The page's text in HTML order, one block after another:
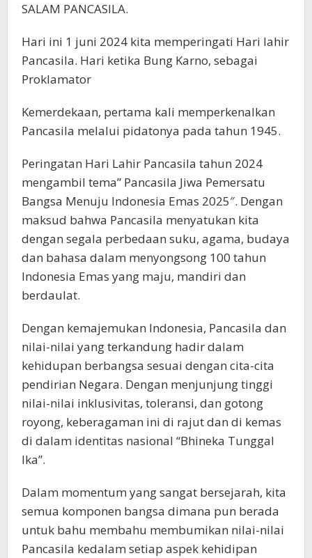
SALAM PANCASILA.
Hari ini 1 juni 2024 kita memperingati Hari lahir
Pancasila. Hari ketika Bung Karno, sebagai
Proklamator
Kemerdekaan, pertama kali memperkenalkan
Pancasila melalui pidatonya pada tahun 1945.
Peringatan Hari Lahir Pancasila tahun 2024
mengambil tema” Pancasila Jiwa Pemersatu
Bangsa Menuju Indonesia Emas 2025″. Dengan
maksud bahwa Pancasila menyatukan kita
dengan segala perbedaan suku, agama, budaya
dan bahasa dalam menyongsong 100 tahun
Indonesia Emas yang maju, mandiri dan
berdaulat.
Dengan kemajemukan Indonesia, Pancasila dan
nilai-nilai yang terkandung hadir dalam
kehidupan berbangsa sesuai dengan cita-cita
pendirian Negara. Dengan menjunjung tinggi
nilai-nilai inklusivitas, toleransi, dan gotong
royong, keberagaman ini di rajut dan di kemas
di dalam identitas nasional “Bhineka Tunggal
Ika”.
Dalam momentum yang sangat bersejarah, kita
semua komponen bangsa dimana pun berada
untuk bahu membahu membumikan nilai-nilai
Pancasila kedalam setiap aspek kehidipan